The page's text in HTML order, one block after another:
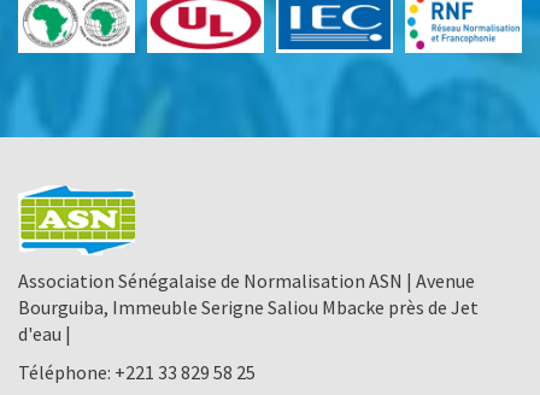
Association Sénégalaise de Normalisation ASN | Avenue
Bourguiba, Immeuble Serigne Saliou Mbacke près de Jet
d'eau |
Téléphone: +221 33 829 58 25